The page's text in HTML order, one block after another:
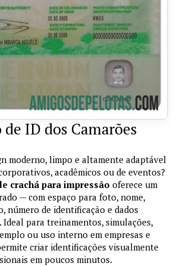
ID dos Camarões
moderno, limpo e altamente adaptável
acadêmicos ou de eventos?
crachá para impressão oferece um
— com espaço para foto, nome,
número de identificação e dados
para treinamentos, simulações,
ou uso interno em empresas e
criar identificações visualmente
em poucos minutos.